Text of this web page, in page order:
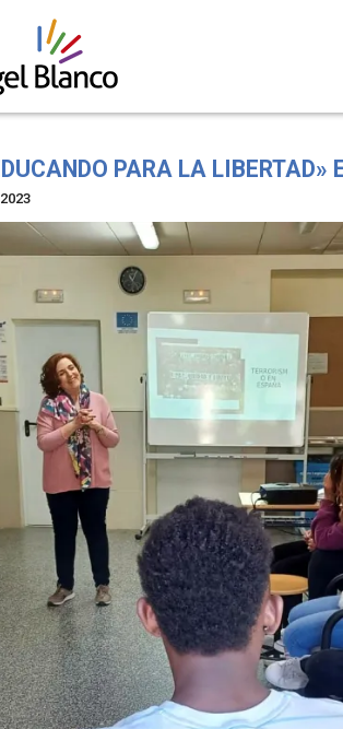
PARA LA LIBERTAD»